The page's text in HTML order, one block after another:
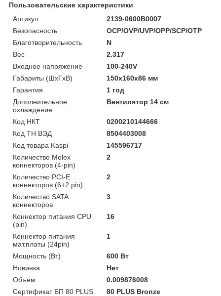
Пользовательские характеристики
Артикул
2139-0600B0007
Безопасность
OCP/OVP/UVP/OPP/SCP/OTP
Благотворительность
N
Вес
2.317
Входное напряжение
100-240V
Габариты (ШхГхВ)
150x160x86 мм
Гарантия
1 год
Дополнительное
охлаждение
Вентилятор 14 см
Код НКТ
0200210144666
Код ТН ВЭД
8504403008
Код товара Kaspi
145596717
Количество Molex
коннекторов (4-pin)
2
Количество PCI-E
коннекторов (6+2 pin)
2
Количество SATA
коннекторов
3
Коннектор питания CPU
(pin)
16
Коннектор питания
мат.платы (24pin)
1
Мощность (Bт)
600 Вт
Новинка
Нет
Объём
0.009876008
Сертификат БП 80 PLUS
80 PLUS Bronze